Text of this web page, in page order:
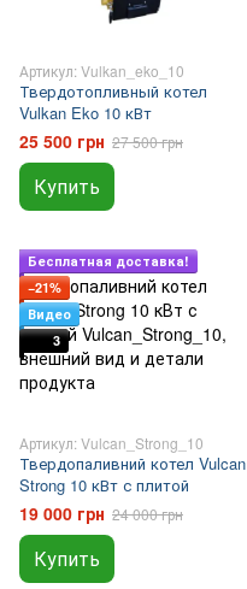
Артикул: Vulkan_eko_10
Твердотопливный котел
Vulkan Eko 10 кВт
25 500 грн 27 500 грн
Купить
Подарок
Бесплатная доставка!
−21%
Видео
3
Артикул: Vulcan_Strong_10
Твердопаливний котел Vulcan
Strong 10 кВт с плитой
19 000 грн 24 000 грн
Купить